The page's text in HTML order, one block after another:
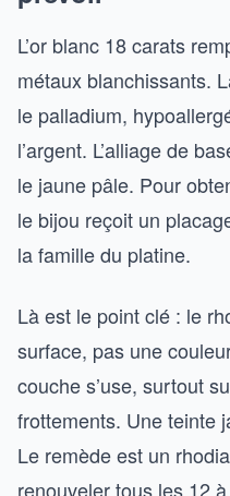
L’or blanc 18 carats
métaux blanchissants.
le palladium,
l’argent. L’alliage de
le jaune pâle. Pour
le bijou reçoit un
la famille du platine.
Là est le point clé : le
surface, pas une
couche s’use, surtout
frottements. Une teinte
Le remède est un
renouveler tous les 12